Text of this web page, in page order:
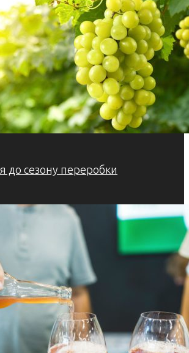
до сезону переробки